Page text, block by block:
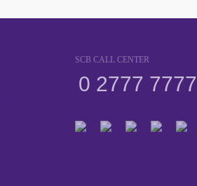
SCB CALL CENTER
0 2777 7777